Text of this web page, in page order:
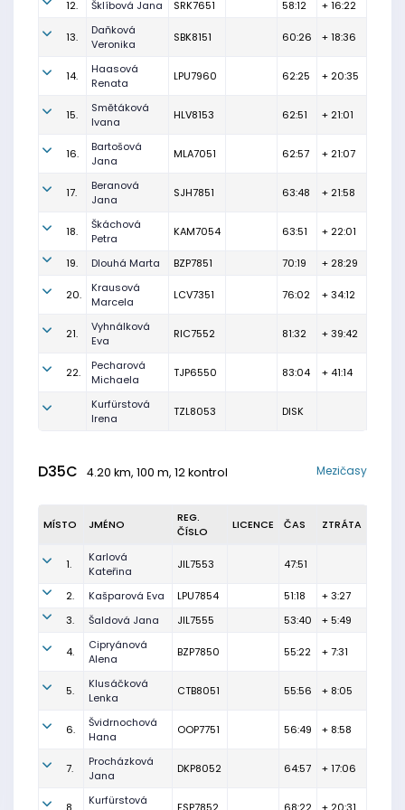
12. Šklíbová Jana SRK7651 58:12 + 16:22
13.
Daňková
Veronika
SBK8151 60:26 + 18:36
14.
Haasová
Renata
LPU7960 62:25 + 20:35
15.
Smětáková
Ivana
HLV8153 62:51 + 21:01
16.
Bartošová
Jana
MLA7051 62:57 + 21:07
17.
Beranová
Jana
SJH7851 63:48 + 21:58
18.
Škáchová
Petra
KAM7054 63:51 + 22:01
19. Dlouhá Marta BZP7851 70:19 + 28:29
20.
Krausová
Marcela
LCV7351 76:02 + 34:12
21.
Vyhnálková
Eva
RIC7552 81:32 + 39:42
22.
Pecharová
Michaela
TJP6550 83:04 + 41:14
Kurfürstová
Irena
TZL8053 DISK
D35C 4.20 km, 100 m, 12 kontrol Mezičasy
MÍSTO JMÉNO
REG.
ČÍSLO
LICENCE ČAS ZTRÁTA
1.
Karlová
Kateřina
JIL7553 47:51
2. Kašparová Eva LPU7854 51:18
+ 3:27
3.
Šaldová Jana JIL7555 53:40 + 5:49
4.
Cipryánová
Alena
BZP7850 55:22 + 7:31
5.
Klusáčková
Lenka
CTB8051 55:56 + 8:05
6.
Švidrnochová
Hana
OOP7751 56:49 + 8:58
7.
Procházková
Jana
DKP8052 64:57 + 17:06
Kurfürstová